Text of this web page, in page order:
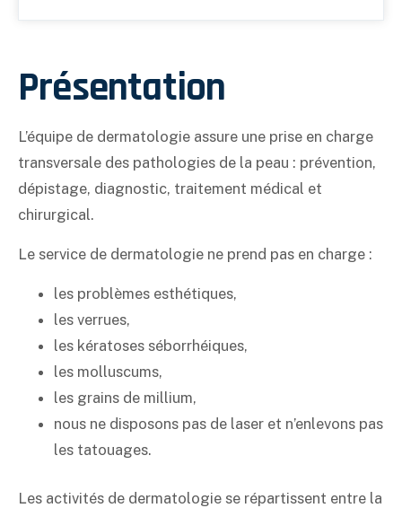
Présentation
L’équipe de dermatologie assure une prise en charge
transversale des pathologies de la peau : prévention,
dépistage, diagnostic, traitement médical et
chirurgical.
Le service de dermatologie ne prend pas en charge :
les problèmes esthétiques,
les verrues,
les kératoses séborrhéiques,
les molluscums,
les grains de millium,
nous ne disposons pas de laser et n’enlevons pas
les tatouages.
Les activités de dermatologie se répartissent entre la